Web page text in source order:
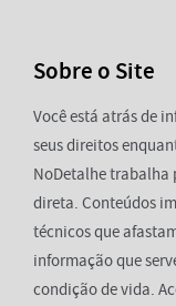
Sobre o Site
Você está atrás de
seus direitos
NoDetalhe trabalha
direta. Conteúdos
técnicos que
informação que
condição de vida.